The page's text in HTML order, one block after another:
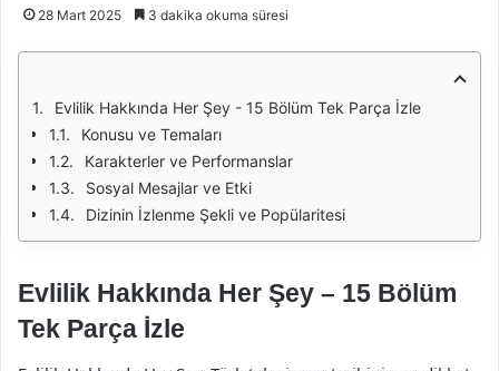
28 Mart 2025 3 dakika okuma süresi
Evlilik Hakkında Her Şey - 15 Bölüm Tek Parça İzle
Konusu ve Temaları
Karakterler ve Performanslar
Sosyal Mesajlar ve Etki
Dizinin İzlenme Şekli ve Popülaritesi
Evlilik Hakkında Her Şey – 15 Bölüm
Tek Parça İzle